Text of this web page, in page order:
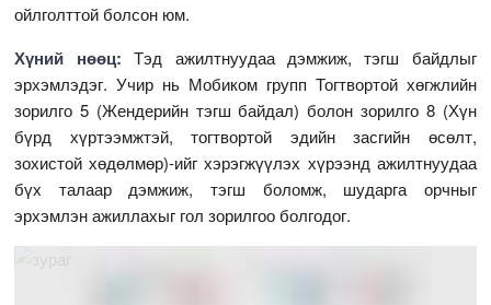
ойлголттой болсон юм.
Хүний нөөц: Тэд ажилтнуудаа дэмжиж, тэгш байдлыг
эрхэмлэдэг. Учир нь Мобиком групп Тогтвортой хөгжлийн
зорилго 5 (Жендерийн тэгш байдал) болон зорилго 8 (Хүн
бүрд хүртээмжтэй, тогтвортой эдийн засгийн өсөлт,
зохистой хөдөлмөр)-ийг хэрэгжүүлэх хүрээнд ажилтнуудаа
бүх талаар дэмжиж, тэгш боломж, шударга орчныг
эрхэмлэн ажиллахыг гол зорилгоо болгодог.